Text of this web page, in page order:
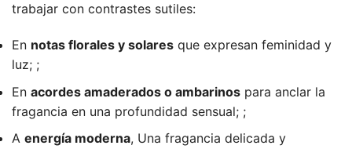
trabajar con contrastes sutiles:
En notas florales y solares que expresan feminidad y
luz; ;
En acordes amaderados o ambarinos para anclar la
fragancia en una profundidad sensual; ;
A energía moderna, Una fragancia delicada y